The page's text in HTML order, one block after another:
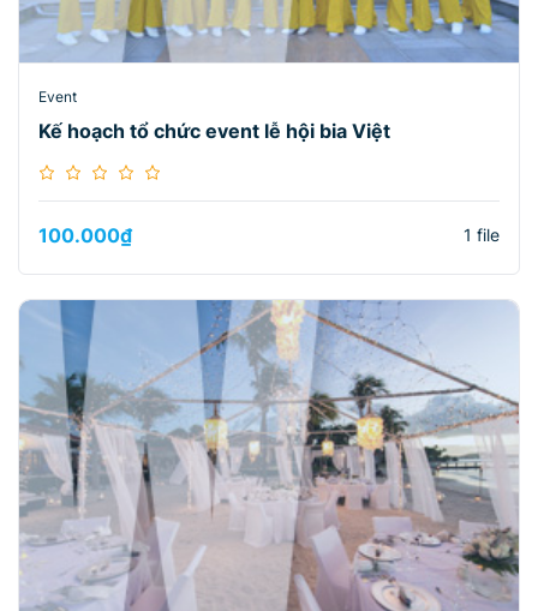
Event
Kế hoạch tổ chức event lễ hội bia Việt
100.000₫ 1 file